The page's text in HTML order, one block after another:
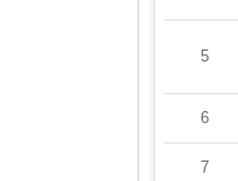
5
6
7